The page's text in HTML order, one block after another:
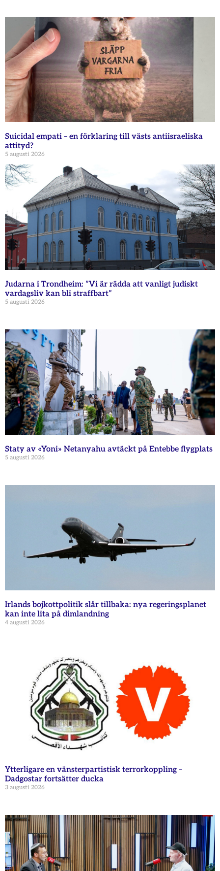
Suicidal empati – en förklaring till västs antiisraeliska
attityd?
5 augusti 2026
Judarna i Trondheim: ”Vi är rädda att vanligt judiskt
vardagsliv kan bli straffbart”
5 augusti 2026
Staty av «Yoni» Netanyahu avtäckt på Entebbe flygplats
5 augusti 2026
Irlands bojkottpolitik slår tillbaka: nya regeringsplanet
kan inte lita på dimlandning
4 augusti 2026
Ytterligare en vänsterpartistisk terrorkoppling –
Dadgostar fortsätter ducka
3 augusti 2026